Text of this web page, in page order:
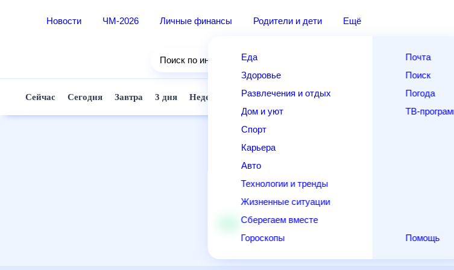
Новости ЧМ-2026 Личные финансы Родители и дети Ещё
Еда
Здоровье
Развлечения и отдых
Дом и уют
Спорт
Карьера
Авто
Технологии и тренды
Жизненные ситуации
Сберегаем вместе
Гороскопы
Почта
Поиск
Погода
ТВ-
Помощь
Поиск по интернету
Сейчас Сегодня Завтра 3 дня Неделя 10 дней 14 дней Выходные